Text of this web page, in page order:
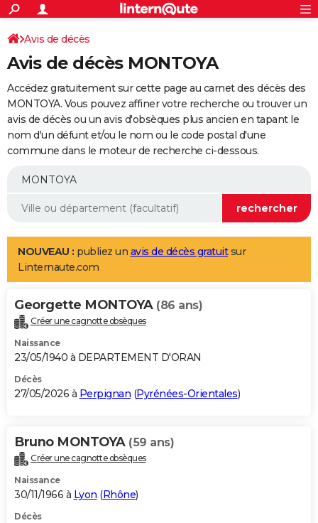
ACTUALITÉS
Politique
Société
Faits Divers
Education
Monde
Villes
+
SPORT
Coupe du monde 2026
Football
Tennis
Cyclisme
Rugby
Forum
Programme TV
TNT
Streaming
Cinéma
Sorties cinéma
Musique
+
FINANCE
Retraite
Epargne
Immobilier
Risques naturels par ville
Banque
Assurance
AUTO
Essais
Réserver un essai
Citadines
Berlines
SUV
Forum auto
+
Mobiles
Meilleur smartphone
Internet
Ordinateurs
Jeux vidéo
Guide high-tech
Aménagement intérieur
LIFESTYLE
Art de vivre
Bien-être
Loisirs
Mode
Modes de vie
Alimentation
Guide de la santé
Maladies
Médicaments
Sommeil
VOYAGE
Destinations
City break
Voyage nature
Voyage de noces
Forum
Climat
+PHOTO
GUIDES D'ACHAT
BONS PLANS
Carte de Noël
Carte Bonne année
Carte Saint-Valentin
Carte Pâques
Carte d'anniversaire
DICTIONNAIRE
Dictionnaire
Biographies
Citations
Expressions
Proverbes
PROGRAMME TV
Avis de décès
Avis de décès MONTOYA
Accédez gratuitement sur cette page au carnet des décès des
MONTOYA. Vous pouvez affiner votre recherche ou trouver un
avis de décès ou un avis d'obsèques plus ancien en tapant le
nom d'un défunt et/ou le nom ou le code postal d'une
commune dans le moteur de recherche ci-dessous.
NOUVEAU : publiez un avis de décès gratuitsur
Linternaute.com
Georgette MONTOYA (86 ans)
Créer une cagnotte obsèques
Naissance
23/05/1940 à DEPARTEMENT D'ORAN
Décès
27/05/2026 à Perpignan (Pyrénées-Orientales)
Bruno MONTOYA (59 ans)
Créer une cagnotte obsèques
Naissance
30/11/1966 à Lyon (Rhône)
Décès